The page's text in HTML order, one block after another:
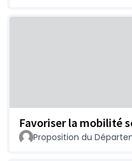
Favoriser la mobilité
Proposition du